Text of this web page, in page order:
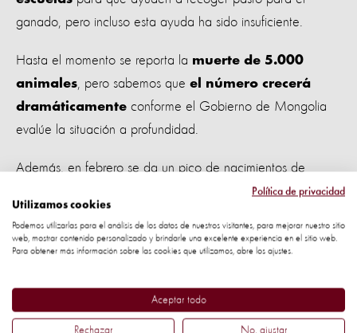
ganado, pero incluso esta ayuda ha sido insuficiente.
Hasta el momento se reporta la muerte de 5.000
animales , pero sabemos que el número crecerá
dramáticamente conforme el Gobierno de Mongolia
evalúe la situación a profundidad.
Además, en febrero se da un pico de nacimientos de
Las madres en gestación están
sus crías, o muriendo ellas mismas, pues el
refugio disponible no es suficiente para protegerlos en este
momento tan vulnerable.
Política de privacidad
Utilizamos cookies
Podemos utilizarlas para el análisis de los datos de nuestros visitantes, para mejorar nuestro sitio
web, mostrar contenido personalizado y brindarle una excelente experiencia en el sitio web.
Para obtener más información sobre las cookies que utilizamos, abre los ajustes.
Aceptar todo
Rechazar No, ajustar